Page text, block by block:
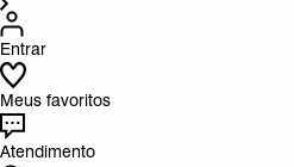
Entrar
Meus favoritos
Atendimento